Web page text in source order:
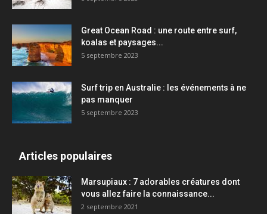
Great Ocean Road : une route entre surf,
koalas et paysages...
5 septembre 2023
Surf trip en Australie : les événements à ne
pas manquer
5 septembre 2023
Articles populaires
Marsupiaux : 7 adorables créatures dont
vous allez faire la connaissance...
2 septembre 2021